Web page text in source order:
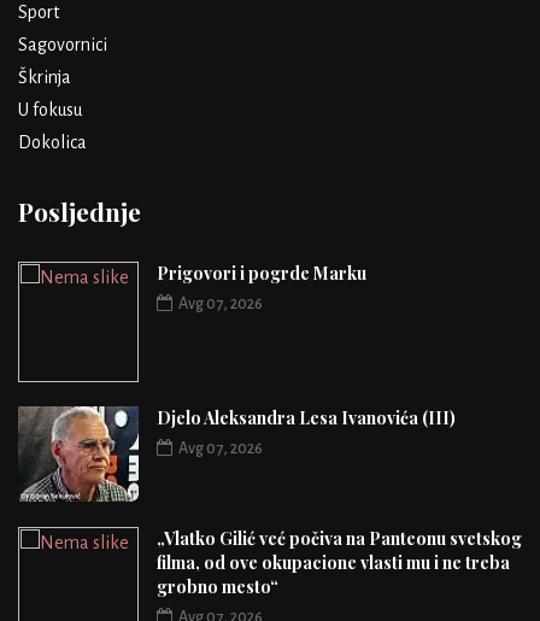
Sport
Sagovornici
Škrinja
U fokusu
Dokolica
Posljednje
Prigovori i pogrde Marku
Avg 07, 2026
Djelo Aleksandra Lesa Ivanovića (III)
Avg 07, 2026
„Vlatko Gilić već počiva na Panteonu svetskog
filma, od ove okupacione vlasti mu i ne treba
grobno mesto“
Avg 07, 2026